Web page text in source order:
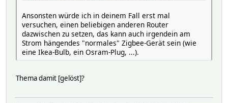
Ansonsten würde ich in deinem Fall erst mal
versuchen, einen beliebigen anderen Router
dazwischen zu setzen, das kann auch irgendein am
Strom hängendes "normales" Zigbee-Gerät sein (wie
eine Ikea-Bulb, ein Osram-Plug, ...).
Thema damit [gelöst]?